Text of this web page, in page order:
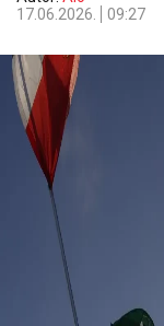
17.06.2026.
09:27